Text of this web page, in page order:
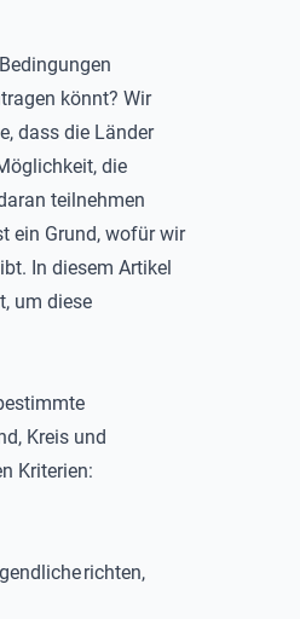
könnt? Wir
, dass die Länder
die
teilnehmen
ein Grund, wofür wir
In diesem Artikel
um diese
Kreis und
Kriterien:
richten,